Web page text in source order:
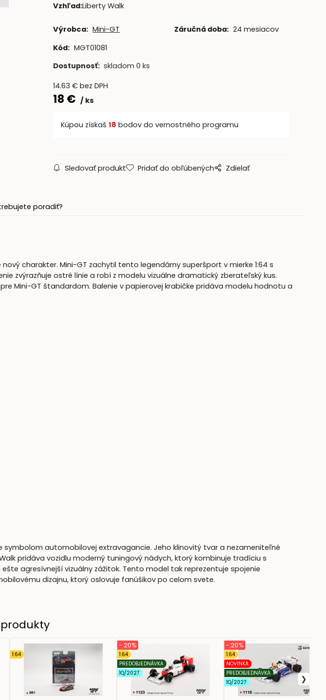
Vzhľad:Liberty Walk
Výrobca: Mini-GT Záručná doba: 24 mesiacov
Kód: MGT01081
Dostupnosť: skladom 0 ks
14.63 €bez DPH
18 € ks
Kúpou získaš18 bodov do vernostného programu
Sledovať produkt Pridať do obľúbených Zdielať
poradiť?
charakter. Mini-GT zachytil tento legendárny superšport v mierke 1:64 s
zvýrazňuje ostré línie a robí z modelu vizuálne dramatický zberateľský kus.
Mini-GT štandardom. Balenie v papierovej krabičke pridáva modelu hodnotu a
automobilovej extravagancie. Jeho klinovitý tvar a nezameniteľné
pridáva vozidlu moderný tuningový nádych, ktorý kombinuje tradíciu s
agresívnejší vizuálny zážitok. Tento model tak reprezentuje spojenie
dizajnu, ktorý oslovuje fanúšikov po celom svete.
1:64
1:64
PREDOBJEDNÁVKA
1Q/2027
- 20%
1:64
NOVINKA
PREDOBJEDNÁVKA
1Q/2027
- 20%